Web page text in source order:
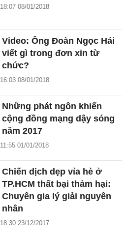
18:07 08/01/2018
Video: Ông Đoàn Ngọc Hải
viết gì trong đơn xin từ
chức?
16:03 08/01/2018
Những phát ngôn khiến
cộng đồng mạng dậy sóng
năm 2017
11:55 01/01/2018
Chiến dịch dẹp vỉa hè ở
TP.HCM thất bại thảm hại:
Chuyên gia lý giải nguyên
nhân
18:30 23/12/2017